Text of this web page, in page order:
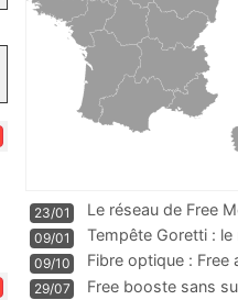
23/01
Le réseau de Free
m
09/01
Tempête Goretti :
09/10
Fibre optique : Free
pass
29/07
Free booste sans